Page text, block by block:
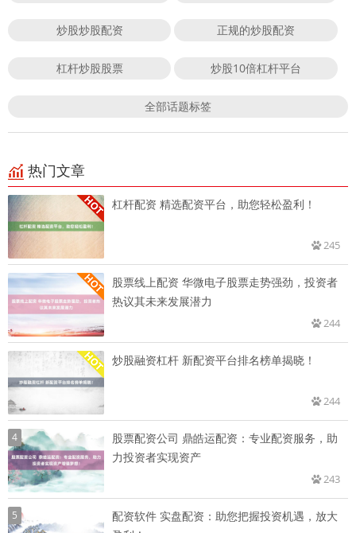
炒股炒股配资 正规的炒股配资
杠杆炒股股票 炒股10倍杠杆平台
全部话题标签
热门文章
杠杆配资 精选配资平台，助您轻松盈利！
245
股票线上配资 华微电子股票走势强劲，投资者
热议其未来发展潜力
244
炒股融资杠杆 新配资平台排名榜单揭晓！
244
4
股票配资公司 鼎皓运配资：专业配资服务，助
力投资者实现资产
243
5
配资软件 实盘配资：助您把握投资机遇，放大